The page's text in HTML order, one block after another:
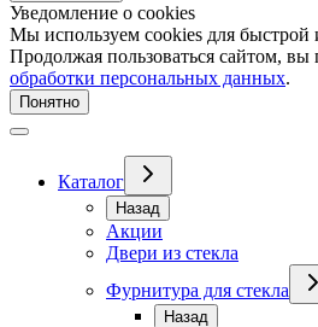
Уведомление о cookies
Мы используем cookies для быстрой
Продолжая пользоваться сайтом, вы
обработки персональных данных.
Понятно
Каталог
Назад
Акции
Двери из стекла
Фурнитура для стекла
Назад